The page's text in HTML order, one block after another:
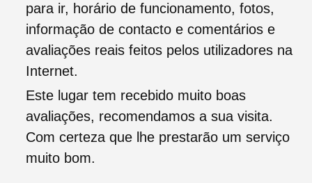
para ir, horário de funcionamento, fotos,
informação de contacto e comentários e
avaliações reais feitos pelos utilizadores na
Internet.
Este lugar tem recebido muito boas
avaliações, recomendamos a sua visita.
Com certeza que lhe prestarão um serviço
muito bom.